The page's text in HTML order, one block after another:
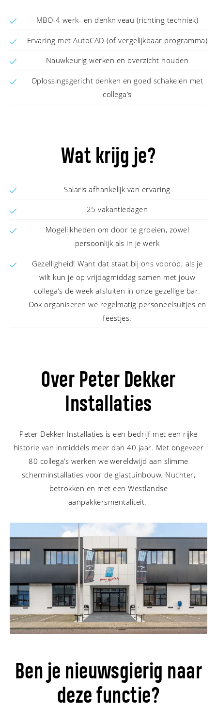
MBO-4 werk- en denkniveau (richting techniek)
Ervaring met AutoCAD (of vergelijkbaar programma)
Nauwkeurig werken en overzicht houden
Oplossingsgericht denken en goed schakelen met
collega’s
Wat krijg je?
Salaris afhankelijk van ervaring
25 vakantiedagen
Mogelijkheden om door te groeien, zowel
persoonlijk als in je werk
Gezelligheid! Want dat staat bij ons voorop; als je
wilt kun je op vrijdagmiddag samen met jouw
collega’s de week afsluiten in onze gezellige bar.
Ook organiseren we regelmatig personeelsuitjes en
feestjes.
Over Peter Dekker
Installaties
Peter Dekker Installaties is een bedrijf met een rijke
historie van inmiddels meer dan 40 jaar. Met ongeveer
80 collega’s werken we wereldwijd aan slimme
scherminstallaties voor de glastuinbouw. Nuchter,
betrokken en met een Westlandse
aanpakkersmentaliteit.
Ben je nieuwsgierig naar
deze functie?